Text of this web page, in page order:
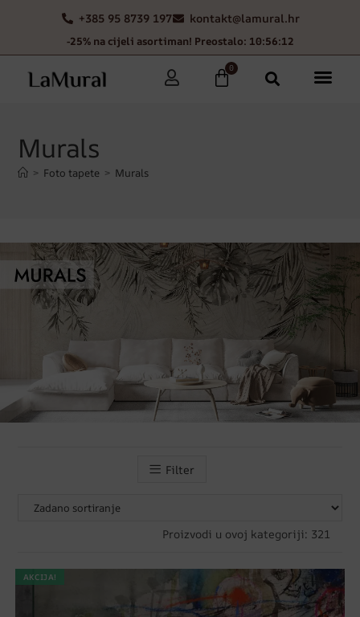
+385 95 8739 197 kontakt@lamural.hr
-25% na cijeli asortiman! Preostalo: 10:56:09
0
Murals
> Foto tapete > Murals
Filter
Proizvodi u ovoj kategoriji: 321
AKCIJA!